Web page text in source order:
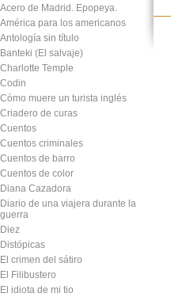
Acero de Madrid. Epopeya.
América para los americanos
Antología sin título
Banteki (El salvaje)
Charlotte Temple
Codin
Cómo muere un turista inglés
Criadero de curas
Cuentos
Cuentos criminales
Cuentos de barro
Cuentos de color
Diana Cazadora
Diario de una viajera durante la
guerra
Diez
Distópicas
El crimen del sátiro
El Filibustero
El idiota de mi tio